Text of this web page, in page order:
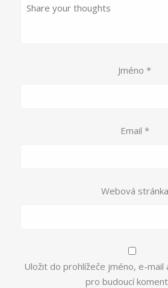
Jméno*
Email *
Webová stránka
Uložit do prohlížeče jméno, e-mail
pro budoucí